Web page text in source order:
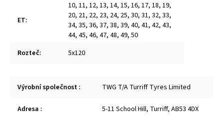
ET:
10, 11, 12, 13, 14, 15, 16, 17, 18, 19,
20, 21, 22, 23, 24, 25, 30, 31, 32, 33,
34, 35, 36, 37, 38, 39, 40, 41, 42, 43,
44, 45, 46, 47, 48, 49, 50
Rozteč: 5x120
Výrobní společnost : TWG T/A Turriff Tyres Limited
Adresa : 5-11 School Hill, Turriff, AB53 4DX